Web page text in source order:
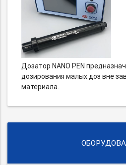
Дозатор NANO PEN
дозирования малых доз вне
материала.